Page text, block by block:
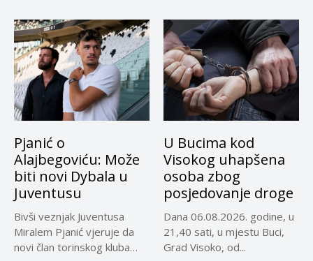
Pjanić o
Alajbegoviću: Može
biti novi Dybala u
Juventusu
Bivši veznjak Juventusa
Miralem Pjanić vjeruje da
novi član torinskog kluba
U Bucima kod
Visokog uhapšena
osoba zbog
posjedovanje droge
Dana 06.08.2026. godine, u
21,40 sati, u mjestu Buci,
Grad Visoko, od...